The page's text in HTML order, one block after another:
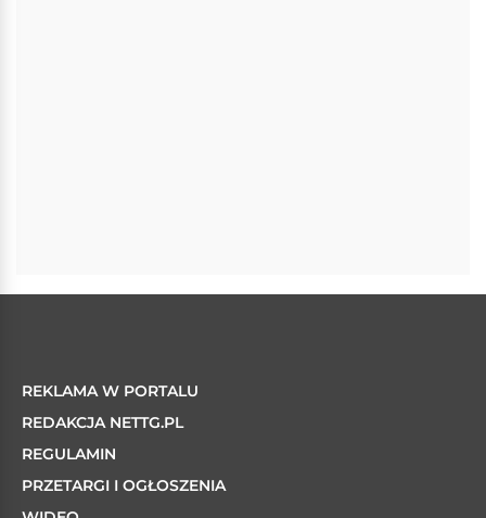
REKLAMA W PORTALU
REDAKCJA NETTG.PL
REGULAMIN
PRZETARGI I OGŁOSZENIA